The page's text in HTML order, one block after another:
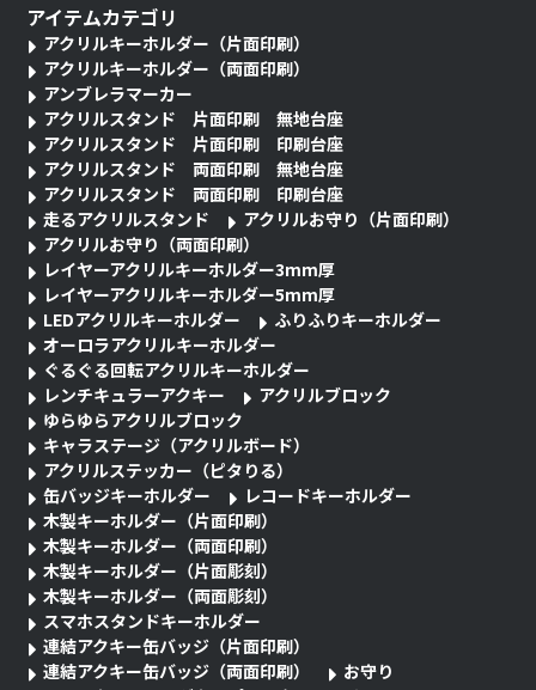
アイテムカテゴリ
アクリルキーホルダー（片面印刷）
アクリルキーホルダー（両面印刷）
アンブレラマーカー
アクリルスタンド 片面印刷 無地台座
アクリルスタンド 片面印刷 印刷台座
アクリルスタンド 両面印刷 無地台座
アクリルスタンド 両面印刷 印刷台座
走るアクリルスタンド
アクリルお守り（片面印刷）
アクリルお守り（両面印刷）
レイヤーアクリルキーホルダー3mm厚
レイヤーアクリルキーホルダー5mm厚
LEDアクリルキーホルダー
ふりふりキーホルダー
オーロラアクリルキーホルダー
ぐるぐる回転アクリルキーホルダー
レンチキュラーアクキー
アクリルブロック
ゆらゆらアクリルブロック
キャラステージ（アクリルボード）
アクリルステッカー（ピタりる）
缶バッジキーホルダー
レコードキーホルダー
木製キーホルダー（片面印刷）
木製キーホルダー（両面印刷）
木製キーホルダー（片面彫刻）
木製キーホルダー（両面彫刻）
スマホスタンドキーホルダー
連結アクキー缶バッジ（片面印刷）
連結アクキー缶バッジ（両面印刷）
お守り